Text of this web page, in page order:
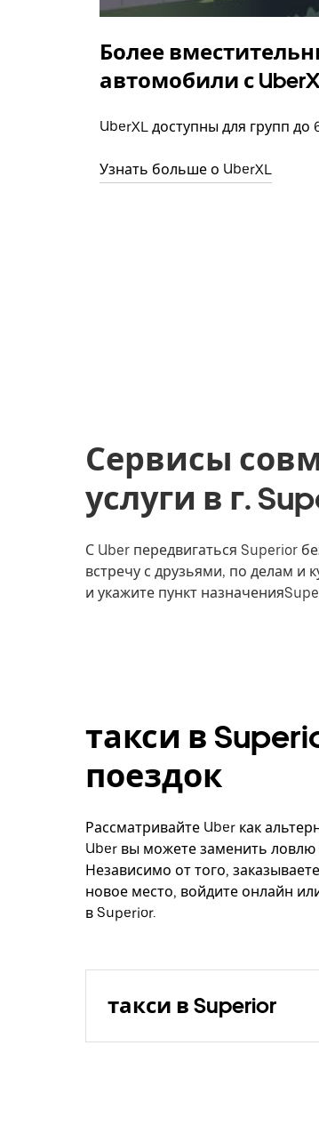
Более
автомобили с
UberXL доступны для групп до
Узнать больше о UberXL
Сервисы
услуги в г.
С Uber передвигаться Superior
встречу с друзьями, по делам и
и укажите пункт
такси в
поездок
Рассматривайте Uber как
Uber вы можете заменить ловлю
Независимо от того,
новое место, войдите онлайн
в Superior.
такси в Superior